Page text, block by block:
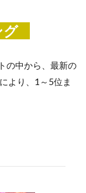
グ
の中から、最新の
により、1～5位ま